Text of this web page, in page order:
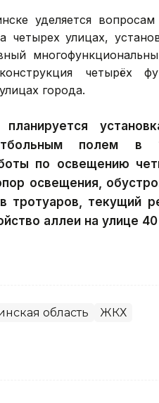
уделяется вопросам
четырех улицах,
четырёх
города.
полем в
по освещению
освещения,
тротуаров, текущий
аллеи на улице
область ЖКХ